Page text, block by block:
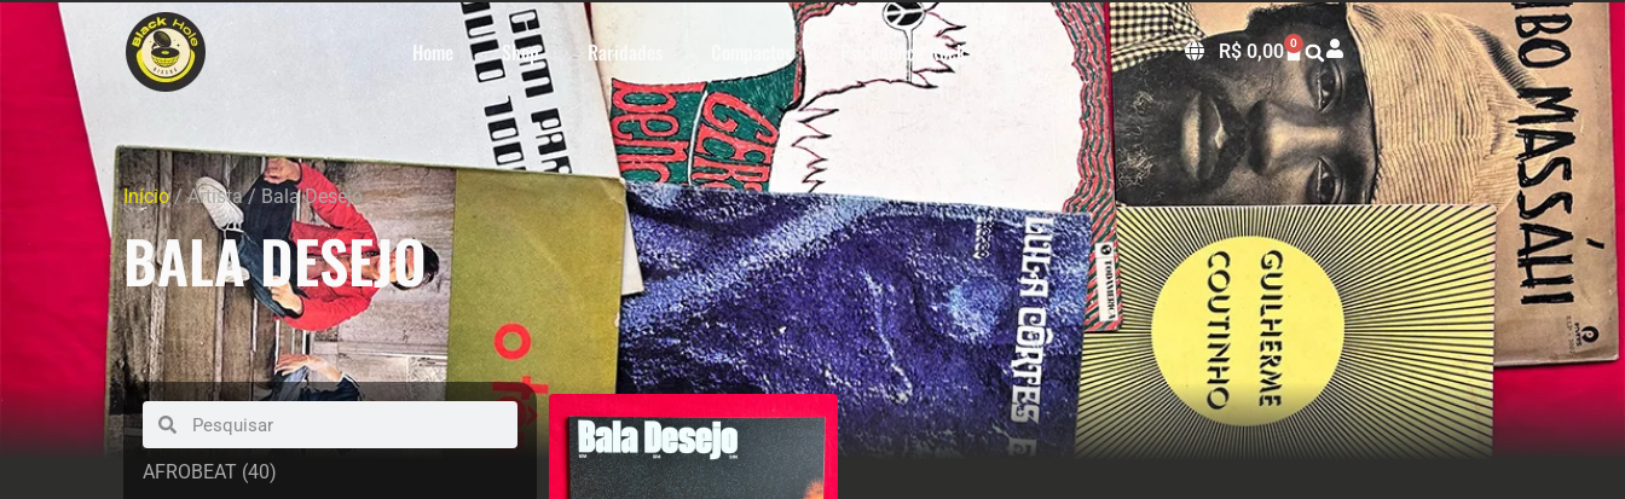
Home Shop Raridades Compactos Psicodélico Rock R$0,00 0
Início/ Artista / Bala Desejo
BALA DESEJO
AFROBEAT (40)